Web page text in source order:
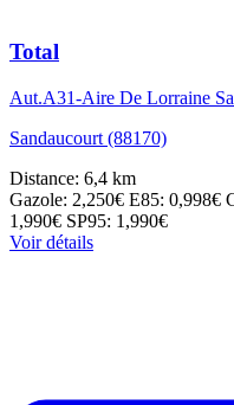
Total
Aut.A31-Aire De Lorraine
Sandaucourt (88170)
Distance: 6,4 km
Gazole: 2,250€ E85: 0,998€
1,990€ SP95: 1,990€
Voir détails